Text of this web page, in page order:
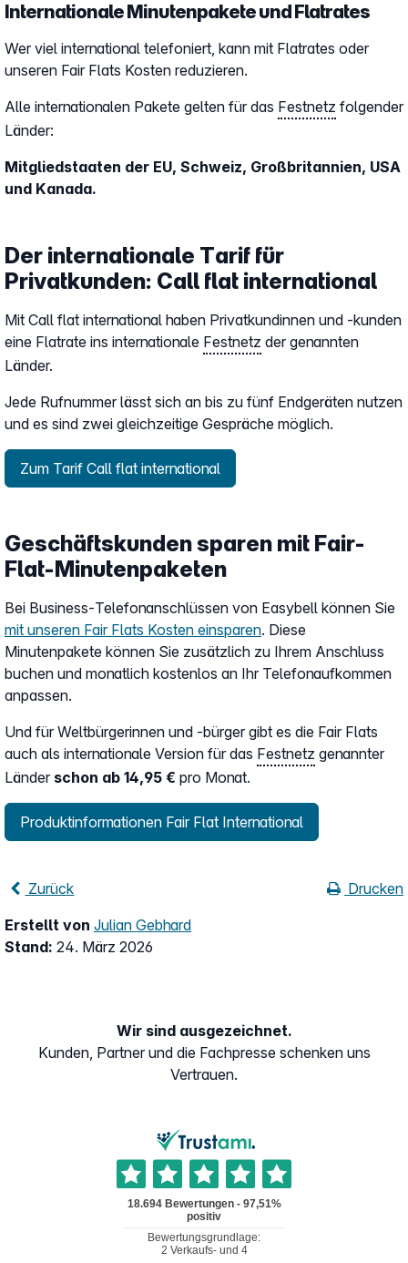
Internationale Minutenpakete und Flatrates
Wer viel international telefoniert, kann mit Flatrates oder
unseren Fair Flats Kosten reduzieren.
Alle internationalen Pakete gelten für das Festnetz folgender
Länder:
Mitgliedstaaten der EU, Schweiz, Großbritannien, USA
und Kanada.
Der internationale Tarif für
Privatkunden: Call flat international
Mit Call flat international haben Privatkundinnen und -kunden
eine Flatrate ins internationale Festnetz der genannten
Länder.
Jede Rufnummer lässt sich an bis zu fünf Endgeräten nutzen
und es sind zwei gleichzeitige Gespräche möglich.
Zum Tarif Call flat international
Geschäftskunden sparen mit Fair-
Flat-Minutenpaketen
Bei Business-Telefonanschlüssen von Easybell können Sie
mit unseren Fair Flats Kosten einsparen. Diese
Minutenpakete können Sie zusätzlich zu Ihrem Anschluss
buchen und monatlich kostenlos an Ihr Telefonaufkommen
anpassen.
Und für Weltbürgerinnen und -bürger gibt es die Fair Flats
auch als internationale Version für das Festnetz genannter
Länder schon ab 14,95 € pro Monat.
Produktinformationen Fair Flat International
Zurück
Drucken
Erstellt von Julian Gebhard
Stand: 24. März 2026
Wir sind ausgezeichnet.
Kunden, Partner und die Fachpresse schenken uns
Vertrauen.